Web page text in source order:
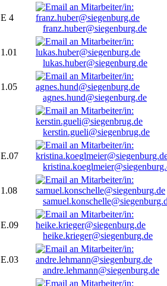
E 4
franz.huber@siegenburg.de
1.01
lukas.huber@siegenburg.de
1.05
agnes.hund@siegenburg.de
kerstin.gueli@siegenbrug.de
E.07
1.08
E.09
heike.krieger@siegenburg.de
E.03
andre.lehmann@siegenburg.de